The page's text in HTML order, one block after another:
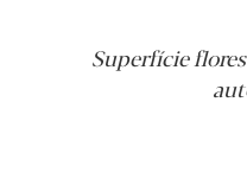
Superfície